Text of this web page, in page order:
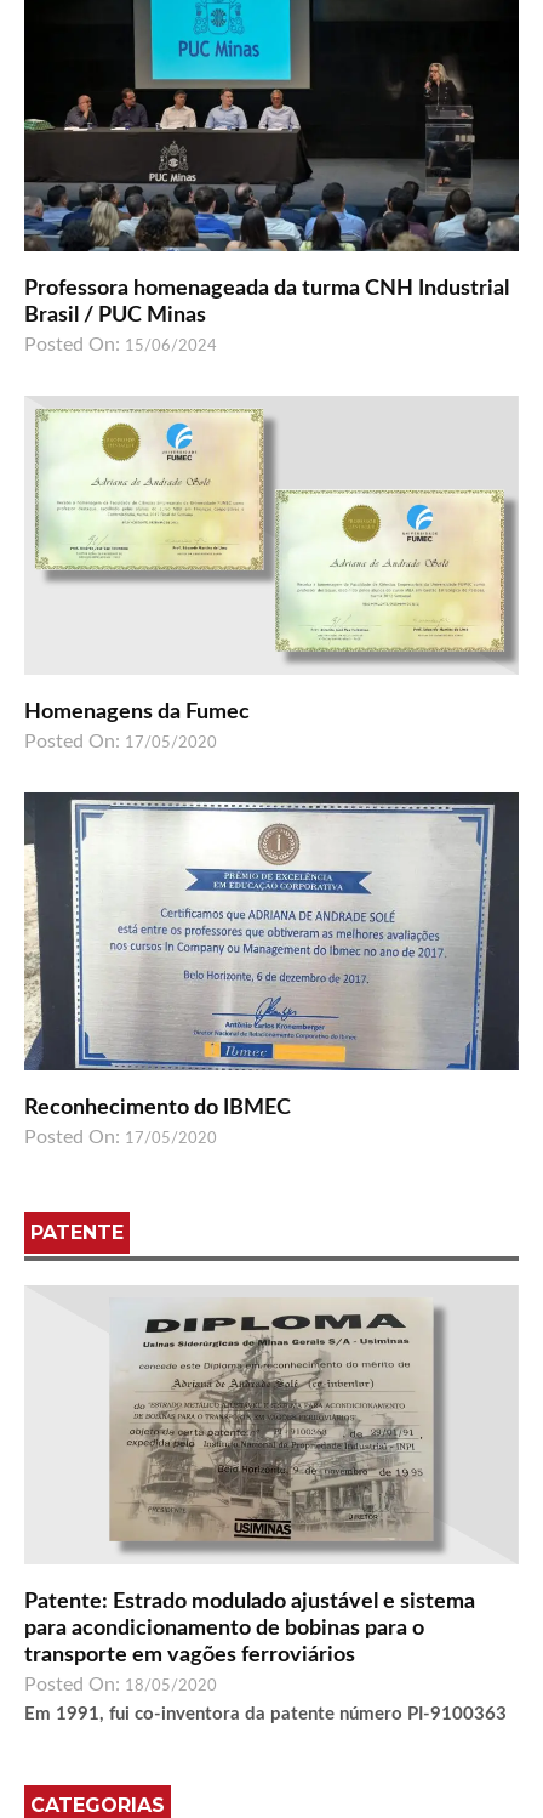
Professora homenageada da turma CNH Industrial
Brasil / PUC Minas
Posted On: 15/06/2024
Homenagens da Fumec
Posted On: 17/05/2020
Reconhecimento do IBMEC
Posted On: 17/05/2020
PATENTE
Patente: Estrado modulado ajustável e sistema
para acondicionamento de bobinas para o
transporte em vagões ferroviários
Posted On: 18/05/2020
Em 1991, fui co-inventora da patente número PI-9100363
CATEGORIAS